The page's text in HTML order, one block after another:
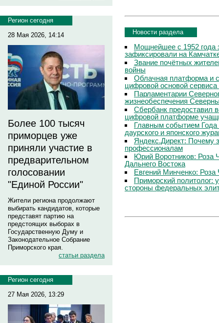
Регион сегодня
28 Мая 2026, 14:14
Более 100 тысяч
приморцев уже
приняли участие в
предварительном
голосовании
"Единой России"
Жители региона продолжают
выбирать кандидатов, которые
представят партию на
предстоящих выборах в
Государственную Думу и
Законодательное Собрание
Приморского края.
статьи раздела
Регион сегодня
27 Мая 2026, 13:29
Новости раздела
Мощнейшее с 1952 года
зафиксировали на
Звание почётных
войны
Облачная платформа и
цифровой основой
Парламентарии
жизнеобеспечения
Сбербанк предоставил
цифровой платформе
Главным событием
даурского и японского
Яндекс.Директ: Почему
профессионалам
Юрий Воротников: Роза
Дальнего Востока
Евгений Минченко: Роза
Приморский политолог:
стороны федеральных